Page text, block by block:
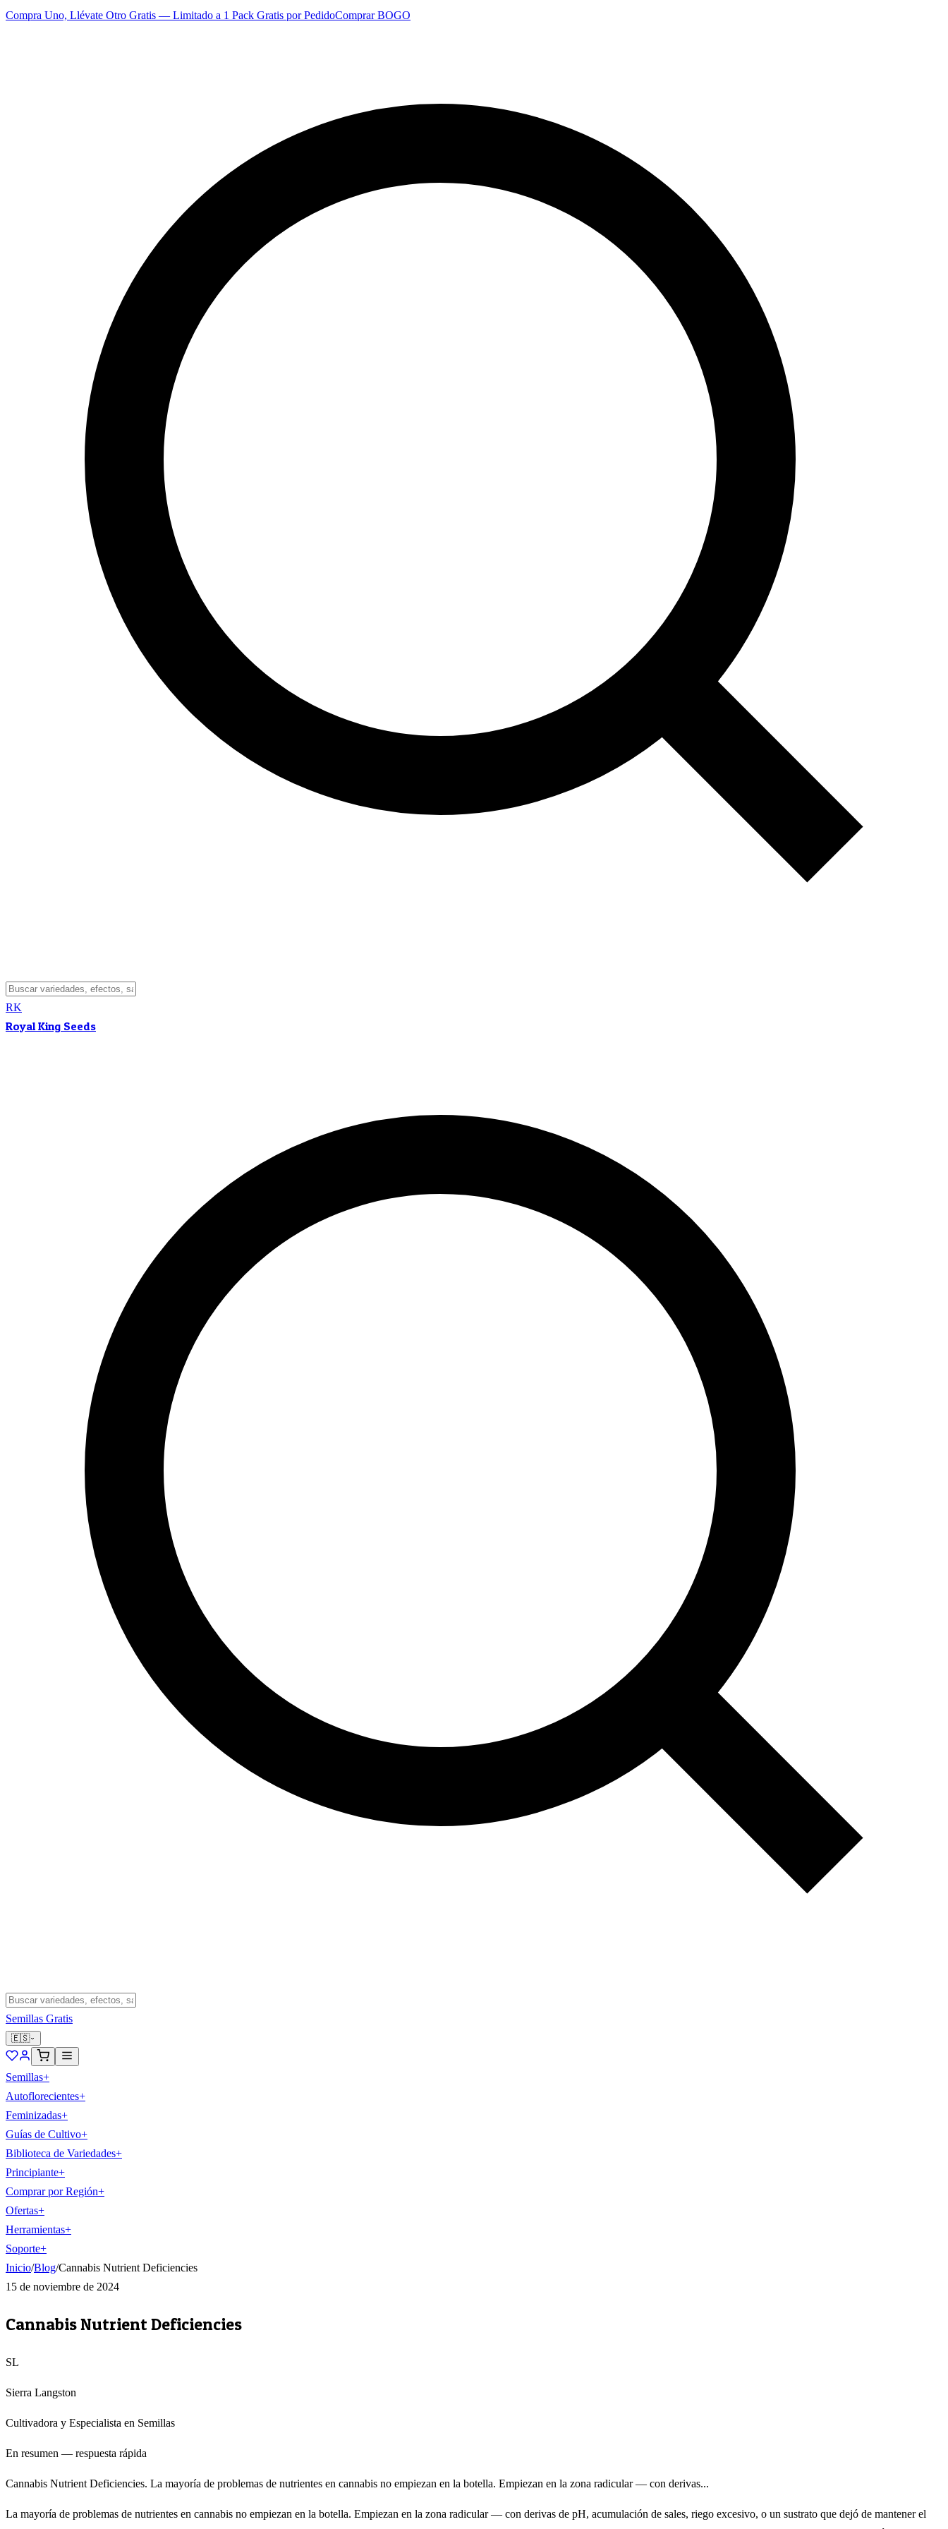
Compra Uno, Llévate Otro Gratis — Limitado a 1 Pack Gratis por PedidoComprar BOGO
RK
Royal King Seeds
Semillas Gratis
🇪🇸
Semillas+
Autoflorecientes+
Feminizadas+
Guías de Cultivo+
Biblioteca de Variedades+
Principiante+
Comprar por Región+
Ofertas+
Herramientas+
Soporte+
Inicio/Blog/Cannabis Nutrient Deficiencies
15 de noviembre de 2024
Cannabis Nutrient Deficiencies
SL
Sierra Langston
Cultivadora y Especialista en Semillas
En resumen — respuesta rápida
Cannabis Nutrient Deficiencies. La mayoría de problemas de nutrientes en cannabis no empiezan en la botella. Empiezan en la zona radicular — con derivas...
La mayoría de problemas de nutrientes en cannabis no empiezan en la botella. Empiezan en la zona radicular — con derivas de pH, acumulación de sales, riego excesivo, o un sustrato que dejó de mantener el